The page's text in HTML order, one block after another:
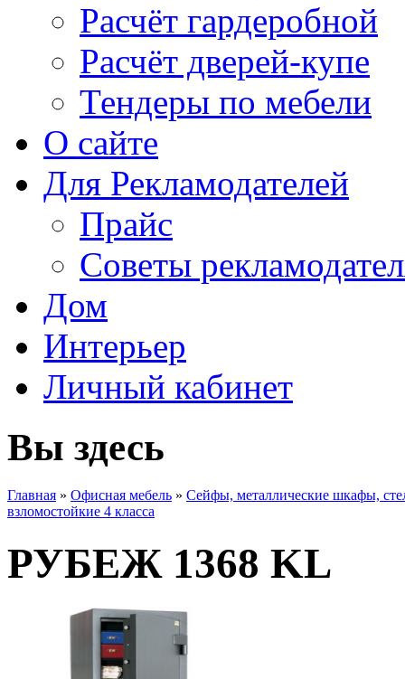
Расчёт гардеробной
Расчёт дверей-купе
Тендеры по мебели
О сайте
Для Рекламодателей
Прайс
Советы
Дом
Интерьер
Личный кабинет
Вы здесь
Главная » Офисная мебель » Сейфы, металлические шкафы,
взломостойкие 4 класса
РУБЕЖ 1368 KL